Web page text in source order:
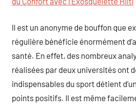
Il est un anonyme de bouffon que
régulière bénéficie énormément
santé. En effet, des nombreux
réalisées par deux universités ont
indispensables du sport détient
points positifs. Il est même